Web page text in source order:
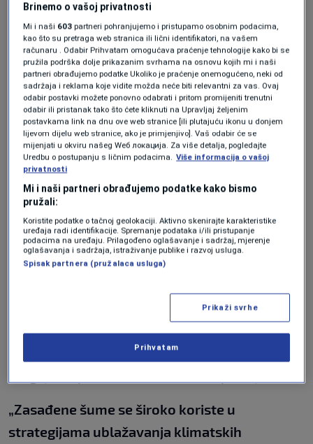
"Velikog zelenog zida" s ciljem usporavanja
širenja pustinja Gobi i Taklamakan,o čemu
smo već pisali.
Razlike između prirodnih
i zasađenih šuma
Ove nove šume apsorbuju velike količine CO2,
ali nije jasno kako se tačno razlikuju od
prirodnih,
studijeYuhang Luo, pejzažni ekolog na
Univerzitetu u Pekingu u Shenzhenu, Kina.
kako razlike između prirodnih i zasađenih
šuma, uključujući raznolikost vrsta, gustoću
drveća i starost, mogu utjecati na to kako šume
„Zasađene šume se široko koriste u
strategijama ublažavanja klimatskih
Brinemo o vašoj privatnosti
Mi i naši 603 partneri pohranjujemo i pristupamo osobnim podacima,
kao što su pretraga web stranica ili lični identifikatori, na vašem
računaru . Odabir Prihvatam omogućava praćenje tehnologije kako bi se
pružila podrška dolje prikazanim svrhama na osnovu kojih mi i naši
partneri obrađujemo podatke Ukoliko je praćenje onemogućeno, neki od
sadržaja i reklama koje vidite možda neće biti relevantni za vas. Ovaj
odabir postavki možete ponovno odabrati i pritom promijeniti trenutni
odabir ili pristanak tako što ćete kliknuti na Upravljaj željenim
postavkama link na dnu ove web stranice [ili plutajuću ikonu u donjem
lijevom dijelu web stranice, ako je primjenjivo]. Vaš odabir će se
mijenjati u okviru našeg Wеб локација. Za više detalja, pogledajte
Uredbu o postupanju s ličnim podacima. Više informacija o vašoj
privatnosti
Mi i naši partneri obrađujemo podatke kako bismo
pružali:
Koristite podatke o tačnoj geolokaciji. Aktivno skenirajte karakteristike
uređaja radi identifikacije. Spremanje podataka i/ili pristupanje
podacima na uređaju. Prilagođeno oglašavanje i sadržaj, mjerenje
oglašavanja i sadržaja, istraživanje publike i razvoj usluga.
Spisak partnera (pružalaca usluga)
Prikaži svrhe
Prihvatam